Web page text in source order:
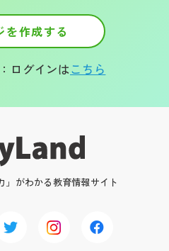
を作成する
ログインはこちら
」がわかる教育情報サイト